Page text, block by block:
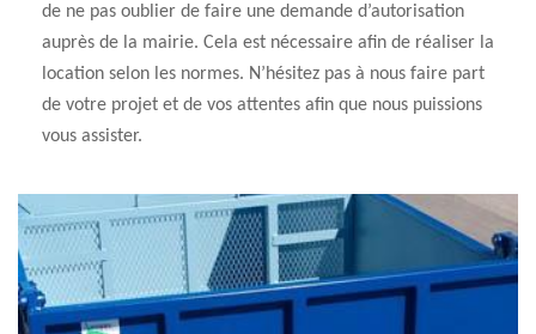
de ne pas oublier de faire une demande d’autorisation
auprès de la mairie. Cela est nécessaire afin de réaliser la
location selon les normes. N’hésitez pas à nous faire part
de votre projet et de vos attentes afin que nous puissions
vous assister.